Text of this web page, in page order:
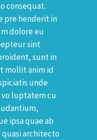
consequat.
pre henderit in
dolore eu
sint
sunt in
mollit anim id
unde
vo luptatem cu
ipsa quae ab
architecto